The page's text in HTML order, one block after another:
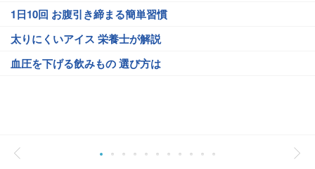
1日10回 お腹引き締まる簡単習慣
太りにくいアイス 栄養士が解説
血圧を下げる飲みもの 選び方は